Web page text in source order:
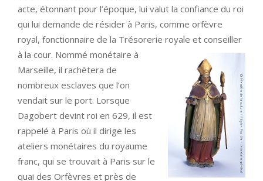
acte, étonnant pour l’époque, lui valut la confiance du roi
qui lui demande de résider à Paris, comme orfèvre
royal, fonctionnaire de la Trésorerie royale et conseiller
à la cour. Nommé monétaire à
Marseille, il rachètera de
nombreux esclaves que l’on
vendait sur le port. Lorsque
Dagobert devint roi en 629, il est
rappelé à Paris où il dirige les
ateliers monétaires du royaume
franc, qui se trouvait à Paris sur le
quai des Orfèvres et près de